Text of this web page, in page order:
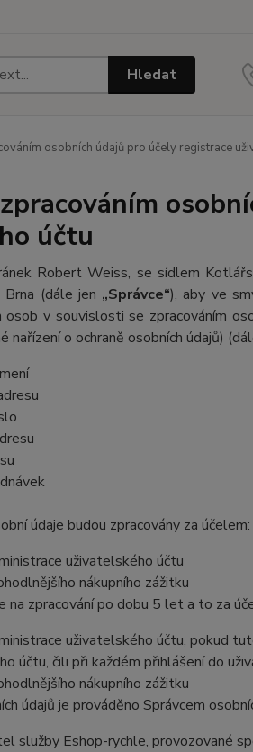
Hledat
osobních údajů pro účely registrace
účtu
Robert Weiss, se sídlem
(dále jen „Správce“), aby ve
osob v souvislosti se zpracováním
nařízení o ochraně osobních údajů)
údaje budou zpracovány za účelem:
uživatelského účtu
nákupního zážitku
na zpracování po dobu 5 leta to za
uživatelského účtu, pokud
účtu, čili při každém přihlášení do
nákupního zážitku
údajů je prováděno Správcem
služby Eshop-rychle, provozované